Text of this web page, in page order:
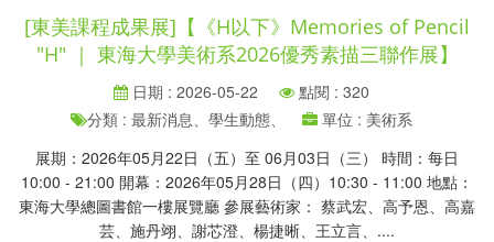
[東美課程成果展]【《H以下》Memories of Pencil
"H" ｜ 東海大學美術系2026優秀素描三聯作展】
日期 : 2026-05-22
點閱 : 320
分類 : 最新消息、學生動態、
單位 : 美術系
展期：2026年05月22日（五）至 06月03日（三） 時間：每日
10:00 - 21:00 開幕：2026年05月28日（四）10:30 - 11:00 地點：
東海大學總圖書館一樓展覽廳 參展藝術家： 蔡武宏、高予恩、高嘉
芸、施丹翊、謝芯澄、楊捷晰、王立言、....